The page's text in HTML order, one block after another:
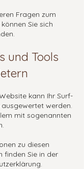
Fragen zum
Sie sich
und Tools
kann Ihr Surf-
werden.
mit sogenannten
zu diesen
finden Sie in der